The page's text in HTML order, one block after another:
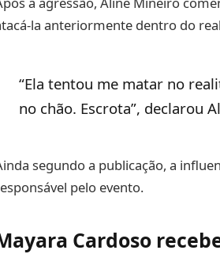
la anteriormente dentro do
“Ela tentou me matar no
no chão. Escrota”, declarou
segundo a publicação, a
pelo evento.
Cardoso